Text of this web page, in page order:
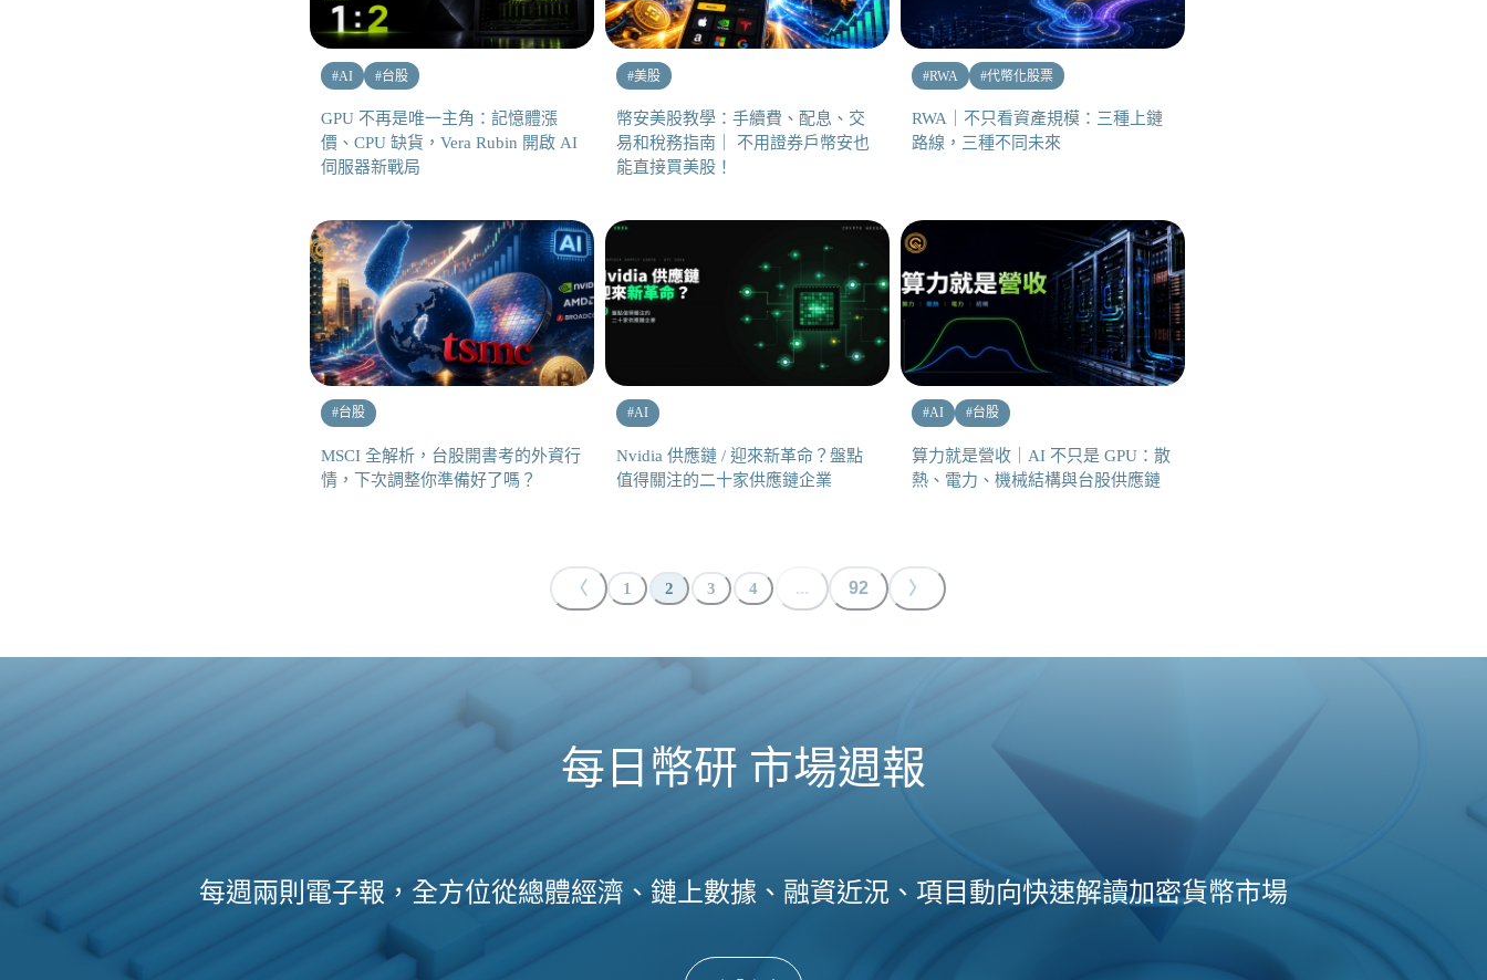
#AI #台股
GPU 不再是唯一主角：記憶體漲
價、CPU 缺貨，Vera Rubin 開啟 AI
伺服器新戰局
#美股
幣安美股教學：手續費、配息、交
易和稅務指南｜ 不用證券戶幣安也
能直接買美股！
#RWA #代幣化股票
RWA｜不只看資產規模：三種上鏈
路線，三種不同未來
#台股
MSCI 全解析，台股開書考的外資行
情，下次調整你準備好了嗎？
#AI
Nvidia 供應鏈 / 迎來新革命？盤點
值得關注的二十家供應鏈企業
#AI #台股
算力就是營收｜AI 不只是 GPU：散
熱、電力、機械結構與台股供應鏈
〈 1 2 3 4 ... 92 〉
每日幣研 市場週報
每週兩則電子報，全方位從總體經濟、鏈上數據、融資近況、項目動向快速解讀加密貨幣市場